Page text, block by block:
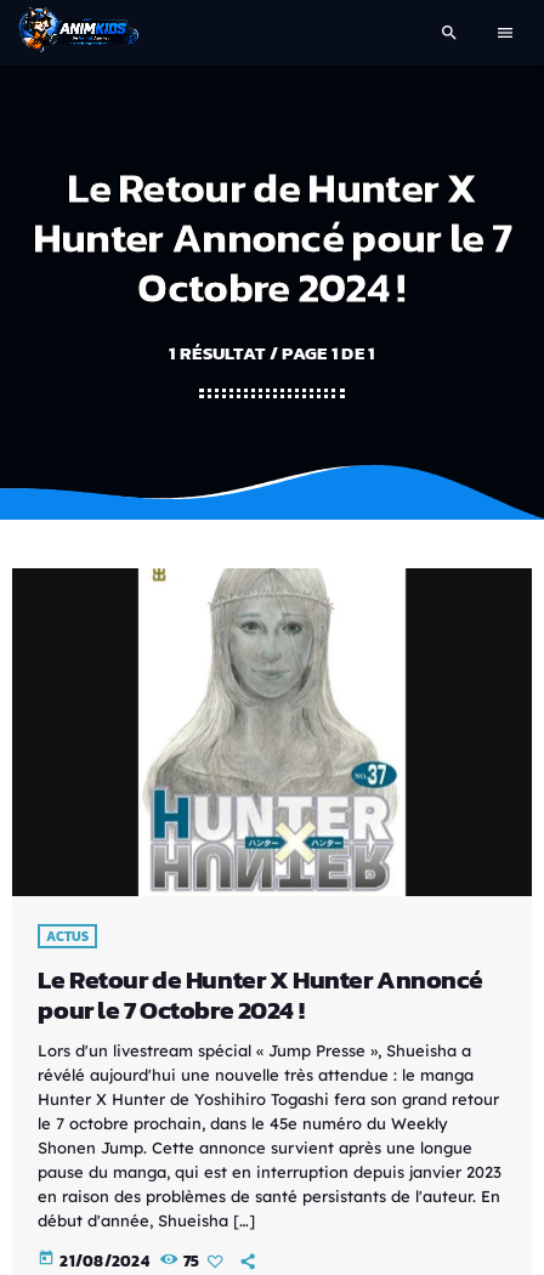
search menu
Le Retour de Hunter X
Hunter Annoncé pour le 7
Octobre 2024 !
1 RÉSULTAT / PAGE 1 DE 1
ACTUS
Le Retour de Hunter X Hunter Annoncé
pour le 7 Octobre 2024 !
Lors d'un livestream spécial « Jump Presse », Shueisha a
révélé aujourd'hui une nouvelle très attendue : le manga
Hunter X Hunter de Yoshihiro Togashi fera son grand retour
le 7 octobre prochain, dans le 45e numéro du Weekly
Shonen Jump. Cette annonce survient après une longue
pause du manga, qui est en interruption depuis janvier 2023
en raison des problèmes de santé persistants de l'auteur. En
début d'année, Shueisha […]
today 21/08/2024 75